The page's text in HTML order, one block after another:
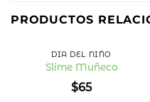
PRODUCTOS
DÍA DEL NIÑO
Slime Muñeco
$65